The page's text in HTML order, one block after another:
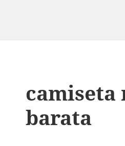
camiseta
barata